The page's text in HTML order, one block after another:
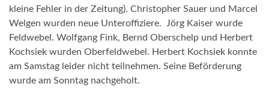
kleine Fehler in der Zeitung). Christopher Sauer und Marcel
Welgen wurden neue Unteroffiziere. Jörg Kaiser wurde
Feldwebel. Wolfgang Fink, Bernd Oberschelp und Herbert
Kochsiek wurden Oberfeldwebel. Herbert Kochsiek konnte
am Samstag leider nicht teilnehmen. Seine Beförderung
wurde am Sonntag nachgeholt.